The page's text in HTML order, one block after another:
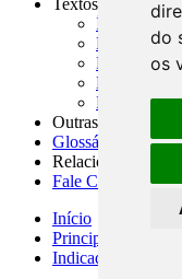
do
os
Índice de
Editorial
Monografias
Na Imprensa
Fórum de
Outras ferramentas
Glossário
Relacionamento
Fale Conosco
Início
Principais notícias
Indicadores